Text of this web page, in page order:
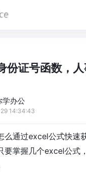
份证号函数，
学办公
14:34:43
么通过excel公式快速
要掌握几个excel公式